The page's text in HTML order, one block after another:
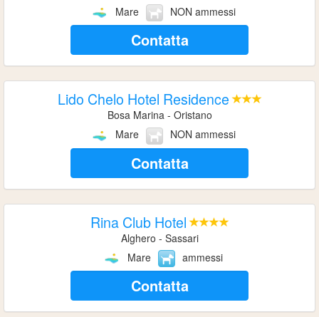
Mare
NON ammessi
Contatta
Lido Chelo Hotel Residence
Bosa Marina - Oristano
Mare
NON ammessi
Contatta
Rina Club Hotel
Alghero - Sassari
Mare
ammessi
Contatta